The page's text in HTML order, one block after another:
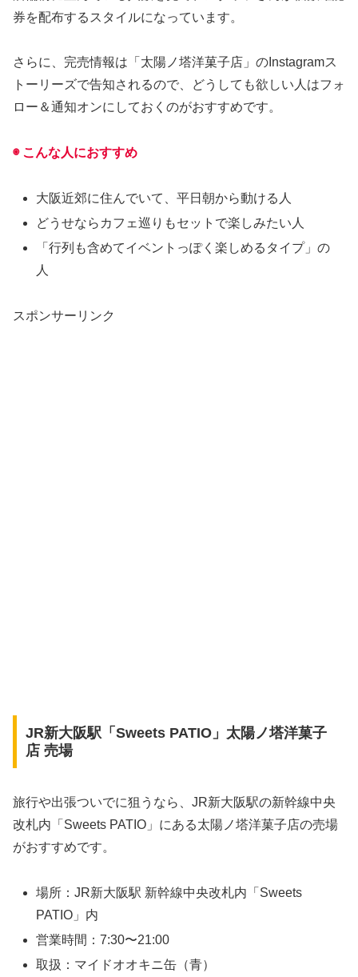
券を配布するスタイルになっています。
さらに、完売情報は「太陽ノ塔洋菓子店」のInstagramス
トーリーズで告知されるので、どうしても欲しい人はフォ
ロー＆通知オンにしておくのがおすすめです。
◉ こんな人におすすめ
大阪近郊に住んでいて、平日朝から動ける人
どうせならカフェ巡りもセットで楽しみたい人
「行列も含めてイベントっぽく楽しめるタイプ」の
人
スポンサーリンク
JR新大阪駅「Sweets PATIO」太陽ノ塔洋菓子
店 売場
旅行や出張ついでに狙うなら、JR新大阪駅の新幹線中央
改札内「Sweets PATIO」にある太陽ノ塔洋菓子店の売場
がおすすめです。
場所：JR新大阪駅 新幹線中央改札内「Sweets
PATIO」内
営業時間：7:30〜21:00
取扱：マイドオオキニ缶（青）